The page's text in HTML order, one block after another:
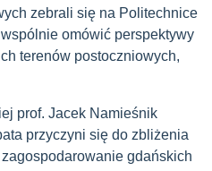
zebrali się na Politechnice
omówić perspektywy
terenów postoczniowych,
prof. Jacek Namieśnik
przyczyni się do zbliżenia
gdańskich